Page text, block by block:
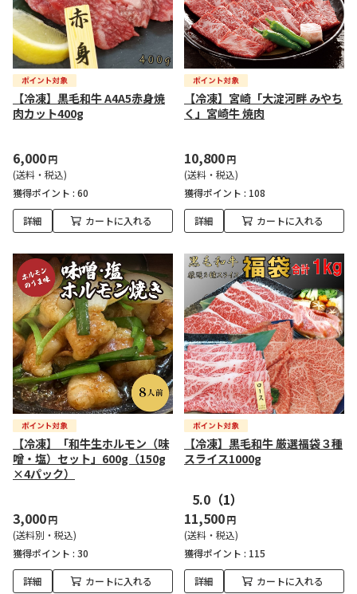
【冷凍】黒毛和牛 A4A5赤身焼
肉カット400g
6,000円
(送料・税込)
獲得ポイント : 60
詳細 カートに入れる
【冷凍】宮崎「大淀河畔 みやち
く」宮崎牛 焼肉
10,800円
(送料・税込)
獲得ポイント : 108
詳細 カートに入れる
【冷凍】「和牛生ホルモン（味
噌・塩）セット」600g（150g
×4パック）
3,000円
(送料別・税込)
獲得ポイント : 30
詳細 カートに入れる
【冷凍】黒毛和牛 厳選福袋３種
スライス1000g
5.0 （1）
11,500円
(送料・税込)
獲得ポイント : 115
詳細 カートに入れる